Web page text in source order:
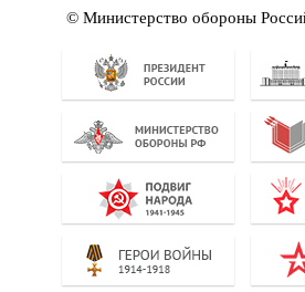
© Министерство обороны